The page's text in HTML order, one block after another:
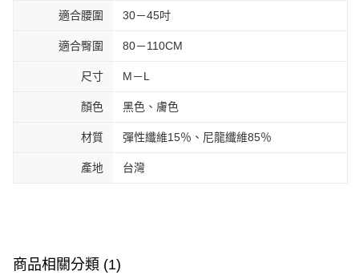
適合腰圍 30－45吋
適合臀圍 80－110CM
尺寸 M－L
顏色 黑色、膚色
材質 彈性纖維15％、尼龍纖維85％
產地 台灣
商品相關分類 (1)